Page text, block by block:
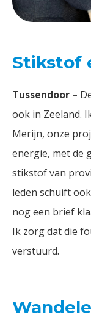
Stikstof
Tussendoor –
ook in Zeeland.
Merijn, onze
energie, met de
stikstof van
leden schuift
nog een brief
Ik zorg dat die
verstuurd.